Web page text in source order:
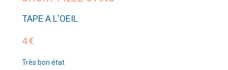
TAPE A L'OEIL
4 €
Très bon état